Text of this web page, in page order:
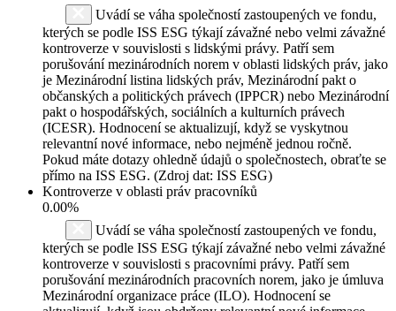
Uvádí se váha společností zastoupených ve fondu,
kterých se podle ISS ESG týkají závažné nebo velmi závažné
kontroverze v souvislosti s lidskými právy. Patří sem
porušování mezinárodních norem v oblasti lidských práv, jako
je Mezinárodní listina lidských práv, Mezinárodní pakt o
občanských a politických právech (IPPCR) nebo Mezinárodní
pakt o hospodářských, sociálních a kulturních právech
(ICESR). Hodnocení se aktualizují, když se vyskytnou
relevantní nové informace, nebo nejméně jednou ročně.
Pokud máte dotazy ohledně údajů o společnostech, obraťte se
přímo na ISS ESG. (Zdroj dat: ISS ESG)
Kontroverze v oblasti práv pracovníků
0.00%
Uvádí se váha společností zastoupených ve fondu,
kterých se podle ISS ESG týkají závažné nebo velmi závažné
kontroverze v souvislosti s pracovními právy. Patří sem
porušování mezinárodních pracovních norem, jako je úmluva
Mezinárodní organizace práce (ILO). Hodnocení se